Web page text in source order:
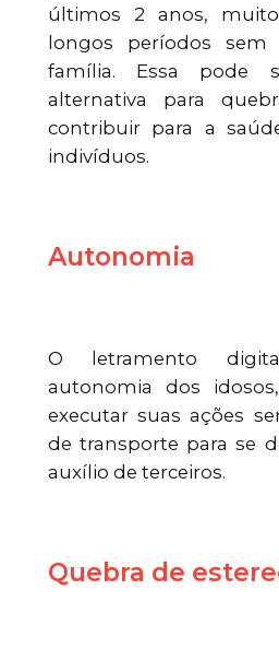
últimos 2 anos,
longos períodos
família. Essa pode
alternativa para
contribuir para a
indivíduos.
Autonomia
O letramento
autonomia dos
executar suas ações
de transporte para se
auxílio de terceiros.
Quebra de